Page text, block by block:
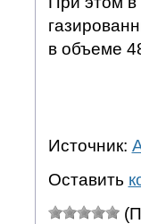
в объеме
Источник:
Оставить